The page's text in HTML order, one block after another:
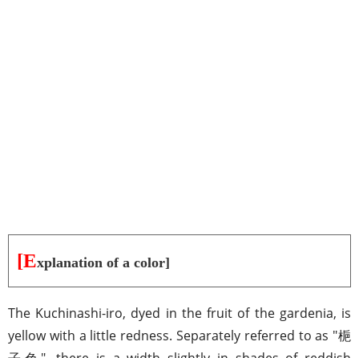
[Explanation of a color]
The Kuchinashi-iro, dyed in the fruit of the gardenia, is
yellow with a little redness. Separately referred to as "梔